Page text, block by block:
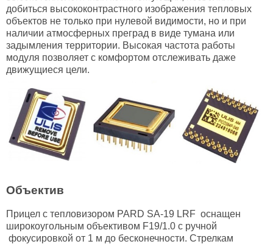
добиться высококонтрастного изображения тепловых
объектов не только при нулевой видимости, но и при
наличии атмосферных преград в виде тумана или
задымления территории. Высокая частота работы
модуля позволяет с комфортом отслеживать даже
движущиеся цели.
Объектив
Прицел с тепловизором PARD SA-19 LRF оснащен
широкоугольным объективом F19/1.0 с ручной
фокусировкой от 1 м до бесконечности. Стрелкам